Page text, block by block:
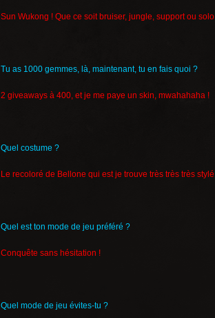
Sun Wukong ! Que ce soit bruiser, jungle, support ou
Tu as 1000 gemmes, là, maintenant, tu en fais quoi ?
2 giveaways à 400, et je me paye un skin, mwahahaha !
Quel costume ?
Le recoloré de Bellone qui est je trouve très très très
Quel est ton mode de jeu préféré ?
Conquête sans hésitation !
Quel mode de jeu évites-tu ?